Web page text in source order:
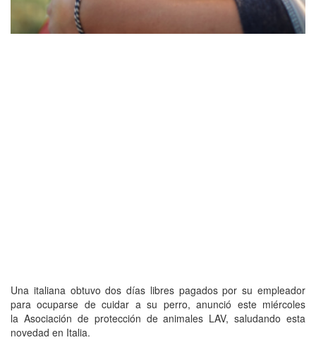
Una italiana obtuvo dos días libres pagados por su empleador
para ocuparse de cuidar a su perro, anunció este miércoles
la Asociación de protección de animales LAV, saludando esta
novedad en Italia.